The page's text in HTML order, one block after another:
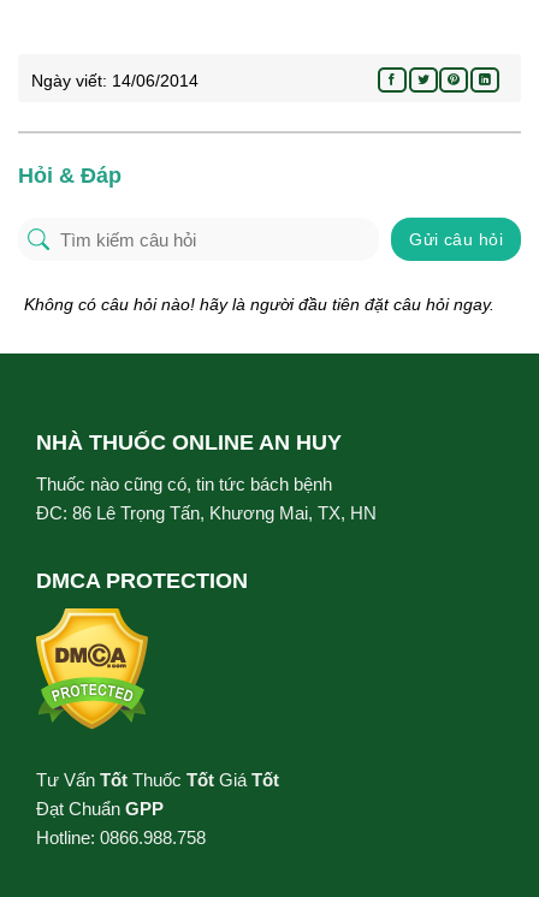
Ngày viết: 14/06/2014
Hỏi & Đáp
Gửi câu hỏi
Không có câu hỏi nào! hãy là người đầu tiên đặt câu hỏi ngay.
NHÀ THUỐC ONLINE AN HUY
Thuốc nào cũng có, tin tức bách bệnh
ĐC: 86 Lê Trọng Tấn, Khương Mai, TX, HN
DMCA PROTECTION
Tư Vấn Tốt Thuốc Tốt Giá Tốt
Đạt Chuẩn GPP
Hotline: 0866.988.758